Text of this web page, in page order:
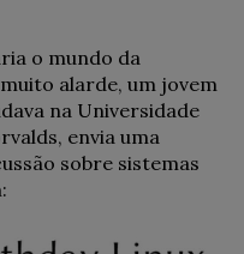
o mundo da
alarde, um jovem
na Universidade
envia uma
sobre sistemas